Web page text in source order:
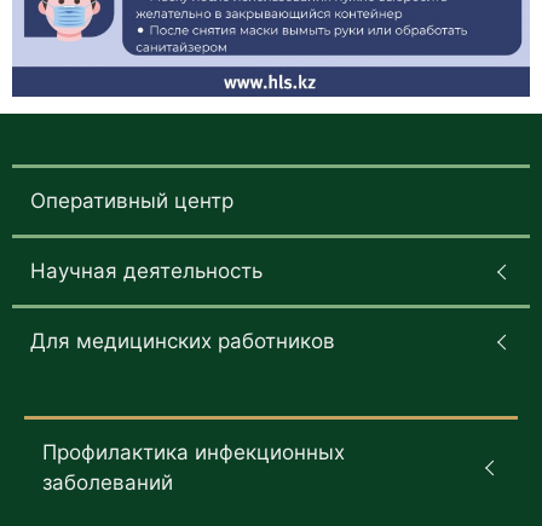
Оперативный центр
Научная деятельность
Для медицинских работников
Профилактика инфекционных
заболеваний